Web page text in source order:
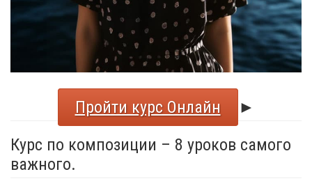
Пройти курс Онлайн
►
Курс по композиции – 8 уроков самого
важного.